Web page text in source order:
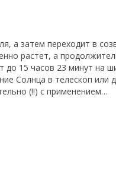
а затем переходит в
растет, а
до 15 часов 23 минут на
Солнца в телескоп или
(!!) с применением…